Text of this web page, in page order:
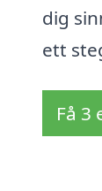
dig
ett
Få